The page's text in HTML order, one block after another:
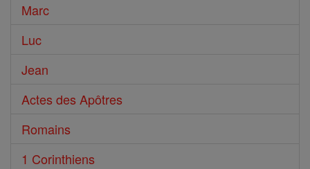
Marc
Luc
Jean
Actes des Apôtres
Romains
1 Corinthiens